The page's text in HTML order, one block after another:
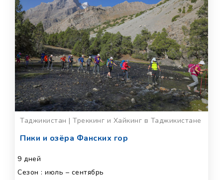
Таджикистан | Треккинг и Хайкинг в Таджикистане
Пики и озёра Фанских гор
9 дней
Сезон : июль – сентябрь